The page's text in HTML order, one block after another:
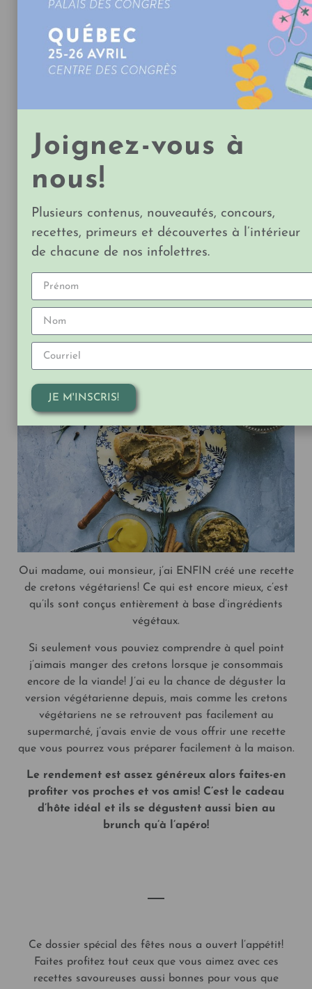
CHA'S ORGANICS
Un petit lutin nous a dit que c’était vraiment
délicieux !
CRETONS VÉGÉTALIENS
LA FRAÎCHE
Oui madame, oui monsieur, j’ai ENFIN créé une recette
de cretons végétariens! Ce qui est encore mieux, c’est
qu’ils sont conçus entièrement à base d’ingrédients
végétaux.
Si seulement vous pouviez comprendre à quel point
j’aimais manger des cretons lorsque je consommais
encore de la viande! J’ai eu la chance de déguster la
version végétarienne depuis, mais comme les cretons
végétariens ne se retrouvent pas facilement au
supermarché, j’avais envie de vous offrir une recette
que vous pourrez vous préparer facilement à la maison.
Le rendement est assez généreux alors faites-en
profiter vos proches et vos amis! C’est le cadeau
d’hôte idéal et ils se dégustent aussi bien au
brunch qu’à l’apéro!
Ce dossier spécial des fêtes nous a ouvert l’appétit!
Faites profitez tout ceux que vous aimez avec ces
recettes savoureuses aussi bonnes pour vous que
Joignez-vous à
nous!
Plusieurs contenus, nouveautés, concours,
recettes, primeurs et découvertes à l’intérieur
de chacune de nos infolettres.
JE M'INSCRIS!